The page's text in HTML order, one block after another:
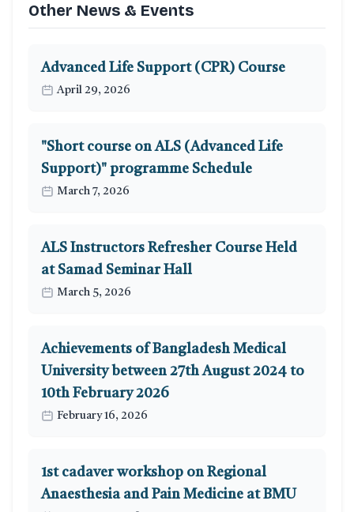
Other News & Events
Advanced Life Support (CPR) Course
April 29, 2026
"Short course on ALS (Advanced Life
Support)" programme Schedule
March 7, 2026
ALS Instructors Refresher Course Held
at Samad Seminar Hall
March 5, 2026
Achievements of Bangladesh Medical
University between 27th August 2024 to
10th February 2026
February 16, 2026
1st cadaver workshop on Regional
Anaesthesia and Pain Medicine at BMU